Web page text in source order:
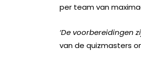
per team van
‘De voorbereidingen
van de quizmasters